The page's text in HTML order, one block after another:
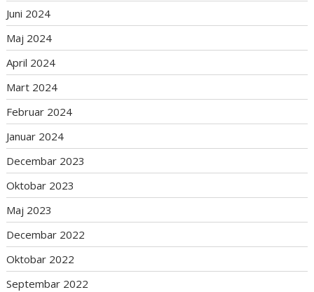
Juni 2024
Maj 2024
April 2024
Mart 2024
Februar 2024
Januar 2024
Decembar 2023
Oktobar 2023
Maj 2023
Decembar 2022
Oktobar 2022
Septembar 2022